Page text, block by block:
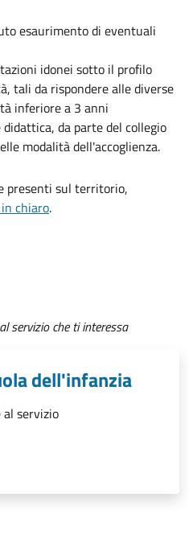
esaurimento di eventuali
idonei sotto il profilo
tali da rispondere alle diverse
inferiore a 3 anni
da parte del collegio
modalità dell'accoglienza.
presenti sul territorio,
chiaro.
servizio che ti interessa
dell'infanzia
servizio